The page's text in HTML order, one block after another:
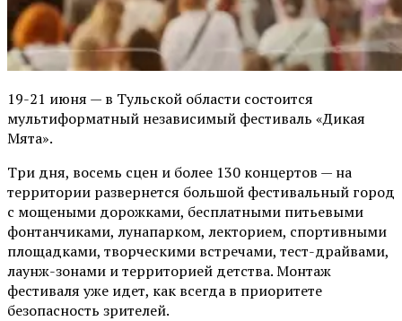
19-21 июня — в Тульской области состоится
мультиформатный независимый фестиваль «Дикая
Мята».
Три дня, восемь сцен и более 130 концертов — на
территории развернется большой фестивальный город
с мощеными дорожками, бесплатными питьевыми
фонтанчиками, лунапарком, лекторием, спортивными
площадками, творческими встречами, тест-драйвами,
лаунж-зонами и территорией детства. Монтаж
фестиваля уже идет, как всегда в приоритете
безопасность зрителей.